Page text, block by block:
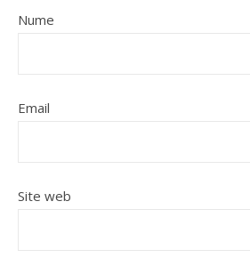
Nume
Email
Site web